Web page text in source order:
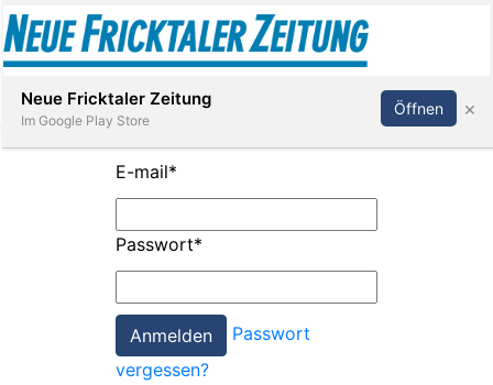
Abonnieren Anmelden
E-mail*
Passwort*
Passwort
vergessen?
Neue Fricktaler Zeitung
Im Google Play Store
Öffnen ×